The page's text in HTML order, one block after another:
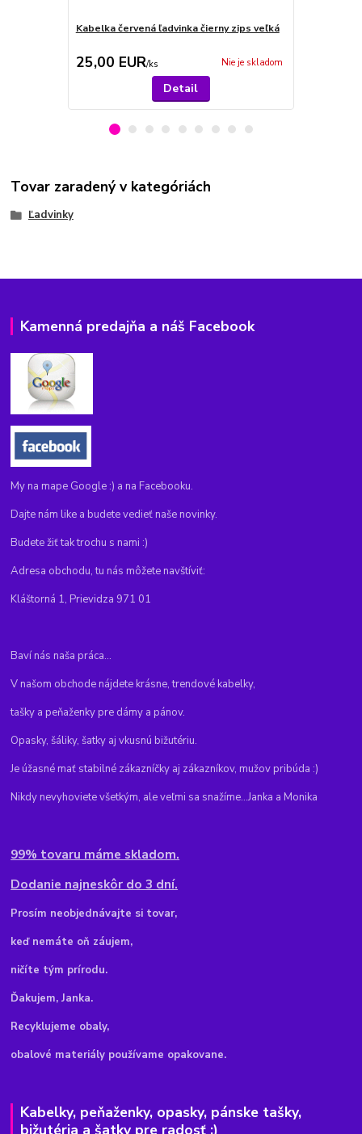
Kabelka červená ľadvinka čierny zips veľká
25,00 EUR/ks Nie je skladom
Detail
Tovar zaradený v kategóriách
Ľadvinky
Kamenná predajňa a náš Facebook
My na mape Google :) a na Facebooku.
Dajte nám like a budete vedieť naše novinky.
Budete žiť tak trochu s nami :)
Adresa obchodu, tu nás môžete navštíviť:
Kláštorná 1, Prievidza 971 01
Baví nás naša práca...
V našom obchode nájdete krásne, trendové kabelky,
tašky a peňaženky pre dámy a pánov.
Opasky, šáliky, šatky aj vkusnú bižutériu.
Je úžasné mať stabilné zákazníčky aj zákazníkov, mužov pribúda :)
Nikdy nevyhoviete všetkým, ale veľmi sa snažíme...Janka a Monika
99% tovaru máme skladom.
Dodanie najneskôr do 3 dní.
Prosím neobjednávajte si tovar,
keď nemáte oň záujem,
ničíte tým prírodu.
Ďakujem, Janka.
Recyklujeme obaly,
obalové materiály používame opakovane.
Kabelky, peňaženky, opasky, pánske tašky,
bižutéria a šatky pre radosť :)